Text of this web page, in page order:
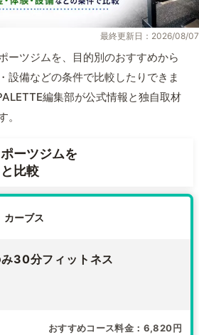
最終更新日：2026/08/07
ーツジムを、目的別のおすすめから
設備などの条件で比較したりできま
編集部が公式情報と独自取材
。
ーツジムを
比較
カーブス
30分フィットネス
おすすめコース料金 6,820円